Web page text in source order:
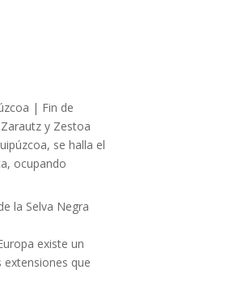
| Fin de
y Zestoa
se halla el
ocupando
la Selva Negra
existe un
extensiones que